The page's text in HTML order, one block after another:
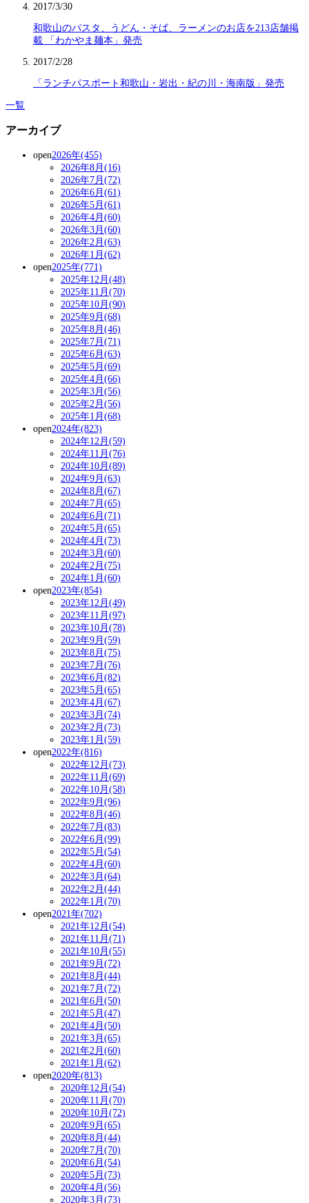
2017/3/30
和歌山のパスタ、うどん・そば、ラーメンのお店を213店舗掲
載 「わかやま麺本」発売
2017/2/28
「ランチパスポート和歌山・岩出・紀の川・海南版」発売
一覧
アーカイブ
open2026年(455)
2026年8月(16)
2026年7月(72)
2026年6月(61)
2026年5月(61)
2026年4月(60)
2026年3月(60)
2026年2月(63)
2026年1月(62)
open2025年(771)
2025年12月(48)
2025年11月(70)
2025年10月(90)
2025年9月(68)
2025年8月(46)
2025年7月(71)
2025年6月(63)
2025年5月(69)
2025年4月(66)
2025年3月(56)
2025年2月(56)
2025年1月(68)
open2024年(823)
2024年12月(59)
2024年11月(76)
2024年10月(89)
2024年9月(63)
2024年8月(67)
2024年7月(65)
2024年6月(71)
2024年5月(65)
2024年4月(73)
2024年3月(60)
2024年2月(75)
2024年1月(60)
open2023年(854)
2023年12月(49)
2023年11月(97)
2023年10月(78)
2023年9月(59)
2023年8月(75)
2023年7月(76)
2023年6月(82)
2023年5月(65)
2023年4月(67)
2023年3月(74)
2023年2月(73)
2023年1月(59)
open2022年(816)
2022年12月(73)
2022年11月(69)
2022年10月(58)
2022年9月(96)
2022年8月(46)
2022年7月(83)
2022年6月(99)
2022年5月(54)
2022年4月(60)
2022年3月(64)
2022年2月(44)
2022年1月(70)
open2021年(702)
2021年12月(54)
2021年11月(71)
2021年10月(55)
2021年9月(72)
2021年8月(44)
2021年7月(72)
2021年6月(50)
2021年5月(47)
2021年4月(50)
2021年3月(65)
2021年2月(60)
2021年1月(62)
open2020年(813)
2020年12月(54)
2020年11月(70)
2020年10月(72)
2020年9月(65)
2020年8月(44)
2020年7月(70)
2020年6月(54)
2020年5月(73)
2020年4月(56)
2020年3月(73)